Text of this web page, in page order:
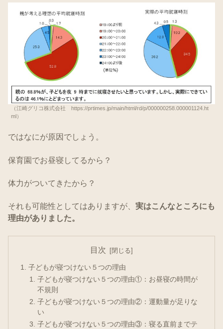
（江崎グリコ株式会社 https://prtimes.jp/main/html/rd/p/000000258.000001124.ht
ml）
ではなにが原因でしょう。
保育園でお昼寝してるから？
体力がついてきたから？
それも可能性としてはありますが、 実はこんなところにも
理由がありました。
目次
子どもが寝つけない５つの理由
子どもが寝つけない５つの理由①：お昼寝の時間が
不規則
子どもが寝つけない５つの理由②：運動量が足りな
い
子どもが寝つけない５つの理由③：寝る直前までテ